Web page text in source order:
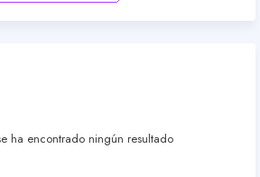
ha encontrado ningún resultado